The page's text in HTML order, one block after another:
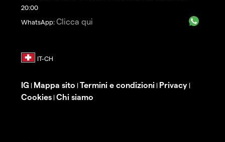
20:00
WhatsApp: Clicca qui
IG | Mappa sito | Termini e condizioni | Privacy |
Cookies | Chi siamo